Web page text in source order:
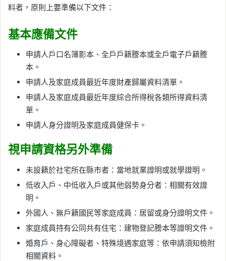
料者，原則上要準備以下文件：
基本應備文件
申請人戶口名簿影本、全戶戶籍謄本或全戶電子戶籍謄
本。
申請人及家庭成員最近年度財產歸屬資料清單。
申請人及家庭成員最近年度綜合所得稅各類所得資料清
單。
申請人身分證明及家庭成員健保卡。
視申請資格另外準備
未設籍於社宅所在縣市者：當地就業證明或就學證明。
低收入戶、中低收入戶或其他弱勢身分者：相關有效證
明。
外國人、無戶籍國民等家庭成員：居留或身分證明文件。
家庭成員持有公同共有住宅：建物登記謄本等證明文件。
婚育戶、身心障礙者、特殊境遇家庭等：依申請須知檢附
相關資料。